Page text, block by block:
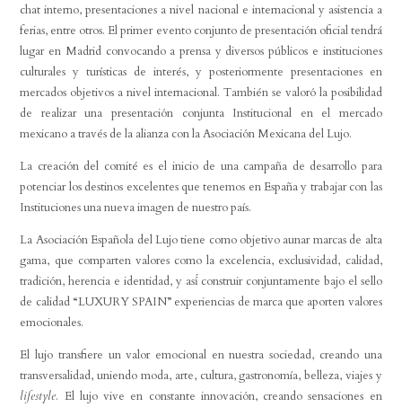
chat interno, presentaciones a nivel nacional e internacional y asistencia a
ferias, entre otros. El primer evento conjunto de presentación oficial tendrá
lugar en Madrid convocando a prensa y diversos públicos e instituciones
culturales y turísticas de interés, y posteriormente presentaciones en
mercados objetivos a nivel internacional. También se valoró la posibilidad
de realizar una presentación conjunta Institucional en el mercado
mexicano a través de la alianza con la Asociación Mexicana del Lujo.
La creación del comité es el inicio de una campaña de desarrollo para
potenciar los destinos excelentes que tenemos en España y trabajar con las
Instituciones una nueva imagen de nuestro país.
La Asociación Española del Lujo tiene como objetivo aunar marcas de alta
gama, que comparten valores como la excelencia, exclusividad, calidad,
tradición, herencia e identidad, y así́ construir conjuntamente bajo el sello
de calidad “LUXURY SPAIN” experiencias de marca que aporten valores
emocionales.
El lujo transfiere un valor emocional en nuestra sociedad, creando una
transversalidad, uniendo moda, arte, cultura, gastronomía, belleza, viajes y
lifestyle. El lujo vive en constante innovación, creando sensaciones en